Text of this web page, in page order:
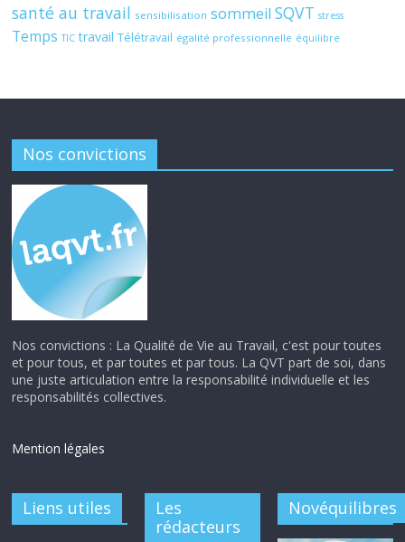
santé au travail sensibilisation sommeil SQVT stress
Temps TIC travail Télétravail égalité professionnelle équilibre
Nos convictions
Nos convictions : La Qualité de Vie au Travail, c'est pour toutes
et pour tous, et par toutes et par tous. La QVT part de soi, dans
une juste articulation entre la responsabilité individuelle et les
responsabilités collectives.
Mention légales
Liens utiles
Les
rédacteurs
Novéquilibres